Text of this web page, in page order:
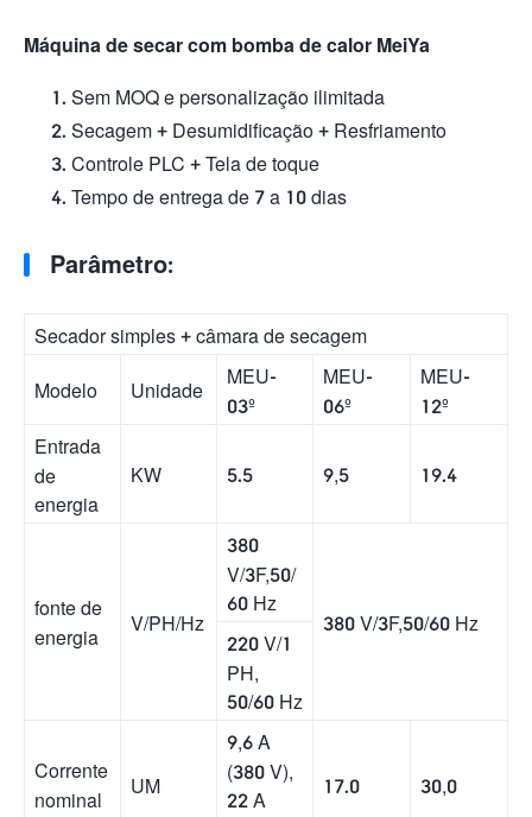
Máquina de secar com bomba de calor MeiYa
Sem MOQ e personalização ilimitada
Secagem + Desumidificação + Resfriamento
Controle PLC + Tela de toque
Tempo de entrega de 7 a 10 dias
Parâmetro:
Secador simples + câmara de secagem
Modelo Unidade
MEU-
03º
MEU-
06º
MEU-
12º
Entrada
de
energia
KW 5.5 9,5 19.4
fonte de
energia
V/PH/Hz
380
V/3F,50/
60 Hz
380 V/3F,50/60 Hz
220 V/1
PH,
50/60 Hz
Corrente
nominal
UM
9,6 A
(380 V),
22 A
17.0 30,0